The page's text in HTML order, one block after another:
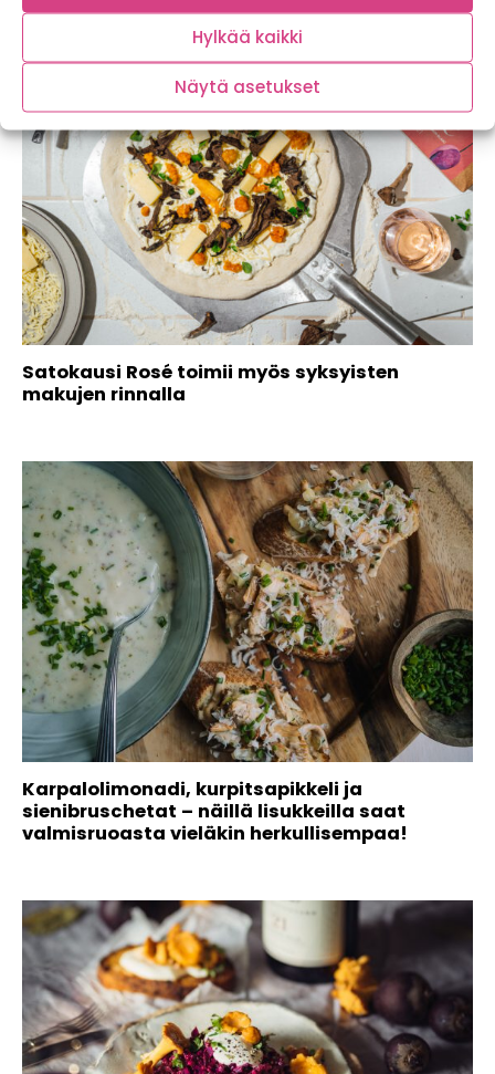
Hylkää kaikki
Näytä asetukset
Satokausi Rosé toimii myös syksyisten
makujen rinnalla
Karpalolimonadi, kurpitsapikkeli ja
sienibruschetat – näillä lisukkeilla saat
valmisruoasta vieläkin herkullisempaa!